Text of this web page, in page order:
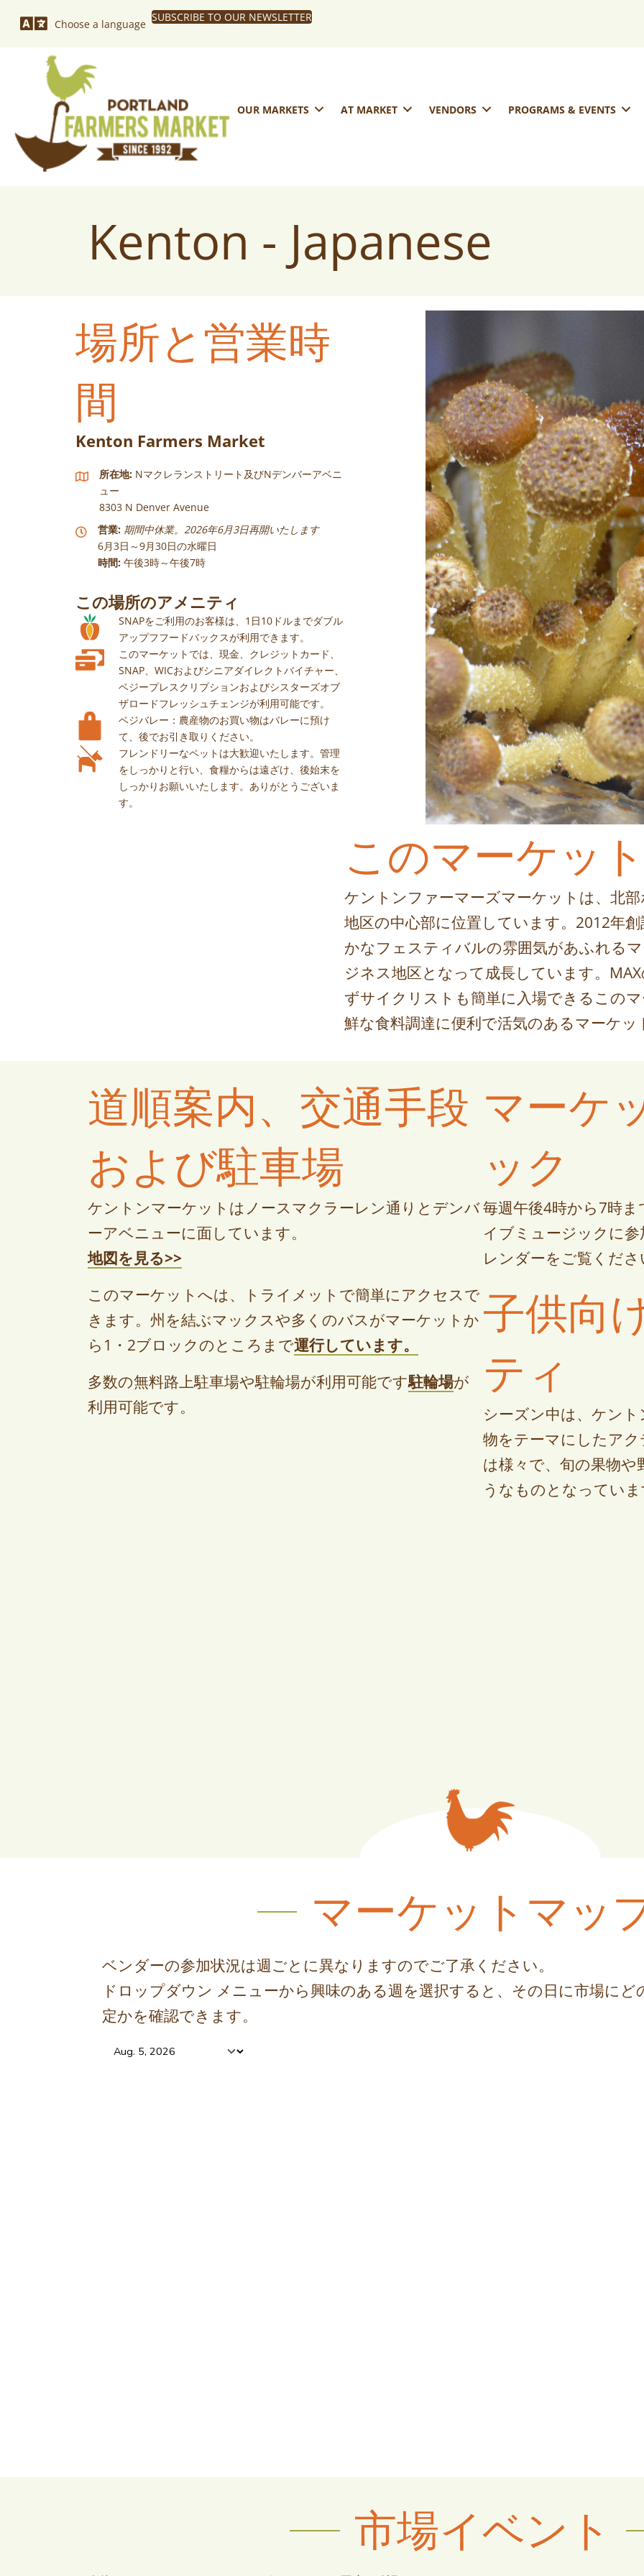
Choose a language SUBSCRIBE TO OUR NEWSLETTER
OUR MARKETS AT MARKET VENDORS PROGRAMS & EVENTS
Kenton - Japanese
場所と営業時
間
Kenton Farmers Market
所在地: Nマクレランストリート及びNデンバーアベニ
ュー
8303 N Denver Avenue
営業: 期間中休業。2026年6月3日再開いたします
6月3日～9月30日の水曜日
時間: 午後3時～午後7時
この場所のアメニティ
SNAPをご利用のお客様は、1日10ドルまでダブル
アップフフードバックスが利用できます。
このマーケットでは、現金、クレジットカード、
SNAP、WICおよびシニアダイレクトバイチャー、
ベジープレスクリプションおよびシスターズオブ
ザロードフレッシュチェンジが利用可能です。
ベジバレー：農産物のお買い物はバレーに預け
て、後でお引き取りください。
フレンドリーなペットは大歓迎いたします。管理
をしっかりと行い、食糧からは遠ざけ、後始末を
しっかりお願いいたします。ありがとうございま
す。
このマーケッ
ケントンファーマーズマーケットは、北
地区の中心部に位置しています。2012年
かなフェスティバルの雰囲気があふれる
ジネス地区となって成長しています。
ずサイクリストも簡単に入場できるこの
鮮な食料調達に便利で活気のあるマーケ
道順案内、交通手段
および駐車場
ケントンマーケットはノースマクラーレン通りとデンバ
ーアベニューに面しています。
地図を見る>>
このマーケットへは、トライメットで簡単にアクセスで
きます。州を結ぶマックスや多くのバスがマーケットか
ら1・2ブロックのところまで運行しています。
多数の無料路上駐車場や駐輪場が利用可能です駐輪場が
利用可能です。
マーケ
ック
毎週午後4時から7時
イブミュージックに
レンダーをご覧くださ
子供向
ティ
シーズン中は、ケン
物をテーマにしたア
は様々で、旬の果物
うなものとなってい
マーケットマッ
ベンダーの参加状況は週ごとに異なりますのでご了承ください。
ドロップダウン メニューから興味のある週を選択すると、その日に市場に
定かを確認できます。
市場イベント